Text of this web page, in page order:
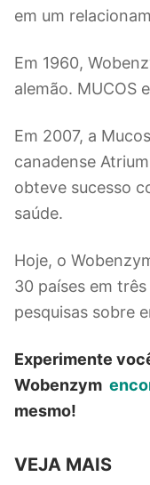
em um
Em 1960,
alemão. MUCOS
Em 2007, a
canadense
obteve sucesso
saúde.
Hoje, o
30 países em
pesquisas sobre
Experimente
Wobenzym
mesmo!
VEJA MAIS